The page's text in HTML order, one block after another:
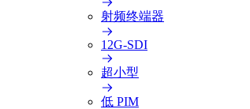
射频终端器
12G-SDI
超小型
低 PIM